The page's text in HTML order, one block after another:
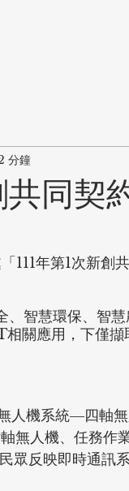
同契
分鐘
111年第1次新創
智慧環保、智
關應用，下僅
人機系統―四軸
無人機、任務作
眾反映即時通訊